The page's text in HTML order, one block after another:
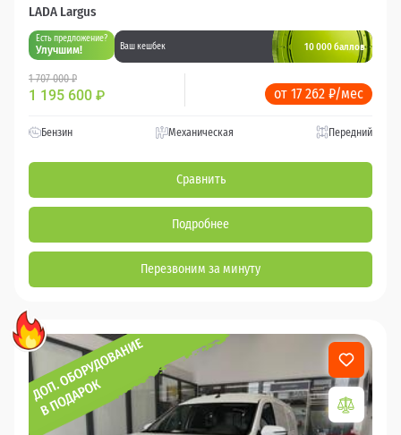
LADA Largus
Есть предложение?
Улучшим! Ваш кешбек 10 000 баллов
1 707 000 ₽
1 195 600 ₽ от 17 262 ₽/мес
Бензин Механическая Передний
Сравнить
Подробнее
Перезвоним за минуту